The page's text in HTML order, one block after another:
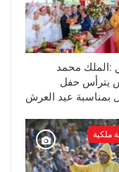
:الملك محمد
يترأس حفل
بمناسبة عيد العرش
ملكية